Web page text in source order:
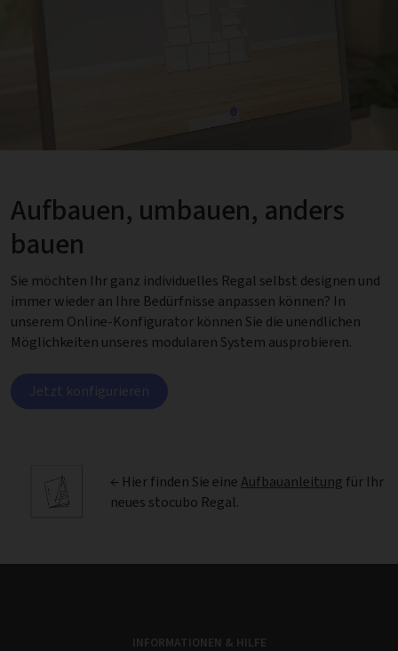
Aufbauen, umbauen, anders
bauen
Sie möchten Ihr ganz individuelles Regal selbst designen und
immer wieder an Ihre Bedürfnisse anpassen können? In
unserem Online-Konfigurator können Sie die unendlichen
Möglichkeiten unseres modularen System ausprobieren.
Jetzt konfigurieren
← Hier finden Sie eineAufbauanleitung für Ihr
neues stocubo Regal.
INFORMATIONEN & HILFE